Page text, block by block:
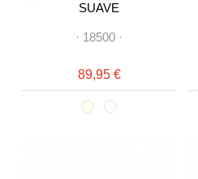
SUAVE
· 18500 ·
89,95 €